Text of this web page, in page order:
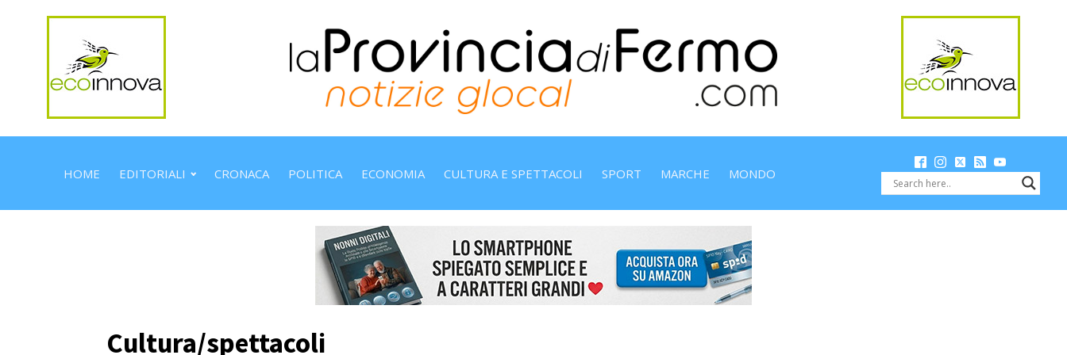
HOME EDITORIALI CRONACA POLITICA ECONOMIA CULTURA E SPETTACOLI SPORT MARCHE MONDO
Cultura/spettacoli